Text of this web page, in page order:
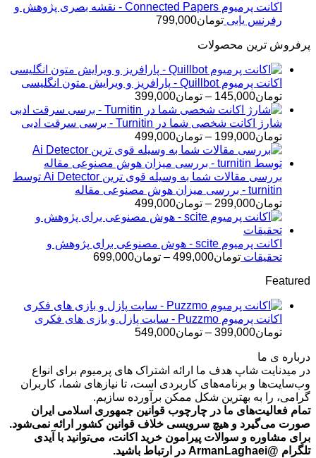
اکانت پرمیوم Connected Papers - نقشه بصری پژوهش و
رفرنس یابی تومان799,000
پرفروش ترین محصولات
اکانت پرمیوم Quillbot - پارافریز و ویرایش متون انگلیسی
تومان145,000
– تومان399,000محدوده
قیمت:
تومان145,000
تا
تومان399,000
شارژ اکانت شخصی شما در Turnitin - برسی سرقت ادبی
تومان199,000
– تومان499,000محدوده
قیمت:
تومان199,000
تا
تومان499,000
بررسی مقالات شما به وسیله قوی ترین Ai Detector توسط
turnitin - بررسی میزان هوش مصنوعی مقاله
تومان299,000
– تومان499,000محدوده
قیمت:
تا
تومان499,000
اکانت پرمیوم scite - هوش مصنوعی برای پژوهش و
تحقیقات تومان499,000
– تومان699,000محدوده
تومان699,000
Featured
اکانت پرمیوم Puzzmo - سایت پازل و بازی های فکری
تومان399,000
– تومان549,000محدوده
تا
تومان549,000
درباره ی ما
در میدنایت شاپ هدف ما ارائه اشتراک های پرمیوم برای انواع
وب‌سایت‌ها و برنامه‌های کاربردی است، تا نیازهای شما، کاربران
گرامی، را به بهترین شکل ممکن برآورده سازیم.
تمام فعالیت‌های ما در چارچوب قوانین جمهوری اسلامی ایران
صورت می‌گیرد و هیچ سرویسی خلاف قوانین کشور ارائه نمی‌شود.
برای مشاوره و سوالات پیرامون خرید اکانت، می‌توانید با آیدی
تلگرام @ArmanLaghaei در ارتباط باشید.